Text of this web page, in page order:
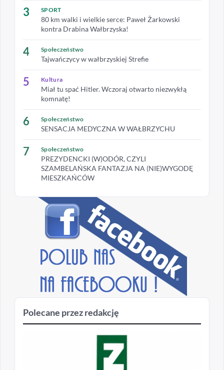
3 SPORT
80 km walki i wielkie serce: Paweł Żarkowski
kontra Drabina Wałbrzyska!
4 Społeczeństwo
Tajwańczycy w wałbrzyskiej Strefie
5 Kultura
Miał tu spać Hitler. Wczoraj otwarto niezwykłą
komnatę!
6 Społeczeństwo
SENSACJA MEDYCZNA W WAŁBRZYCHU
7 Społeczeństwo
PREZYDENCKI (W)ODÓR, CZYLI
SZAMBELAŃSKA FANTAZJA NA (NIE)WYGODĘ
MIESZKAŃCÓW
Polecane przez redakcję